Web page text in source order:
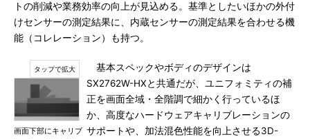
トの削減や業務効率の向上が見込める。基準としたいほかの外付
けセンサーの測定結果に、内蔵センサーの測定結果を合わせる機
能（コレレーション）も持つ。
画面下部にキャリブ
基本スペックやボディのデザインは
SX2762W-HXと共通だが、ユニフォミティの補
正を画面全域・全階調で細かく行っているほ
か、高度なハードウェアキャリブレーションの
サポートや、加法混色性能を向上させる3D-